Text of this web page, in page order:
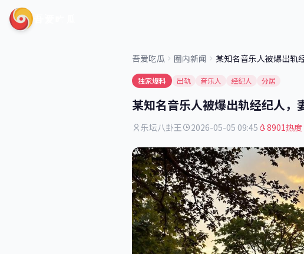
吾爱吃瓜 圈内新闻 某知名音乐人被爆出轨
独家爆料 出轨 音乐人 经纪人 分居
某知名音乐人被爆出轨经纪人，
乐坛八卦王 2026-05-05 09:45 8901热度